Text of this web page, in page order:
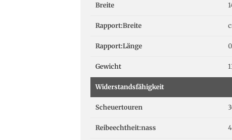
Breite
Rapport:Breite
Rapport:Länge
Gewicht
Widerstandsfähigkeit
Scheuertouren
Reibeechtheit:nass 4